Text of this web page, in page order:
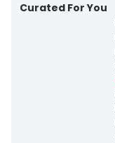
Curated For You